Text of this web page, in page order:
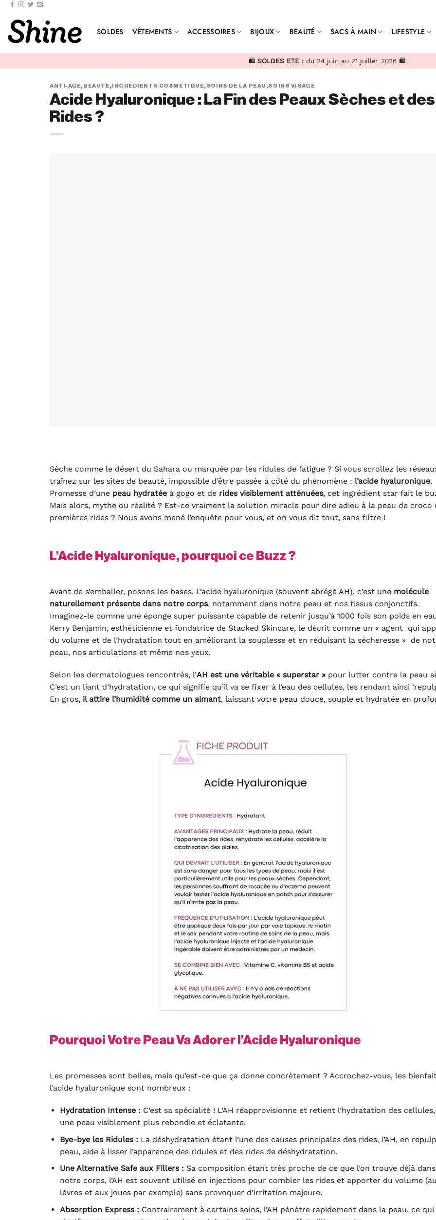
SOLDES VÊTEMENTS ACCESSOIRES BIJOUX BEAUTÉ SACS À MAIN LIFESTYLE
🛍️ SOLDES ETE : du 24 juin au 21 juillet 2026 🛍️
ANTI-AGE, BEAUTÉ, INGRÉDIENTS COSMÉTIQUE,SOINS DE LA PEAU ,SOINS VISAGE
Acide Hyaluronique : La Fin des Peaux Sèches et des
Rides ?
Sèche comme le désert du Sahara ou marquée par les ridules de fatigue ? Si vous scrollez les
traînez sur les sites de beauté, impossible d’être passée à côté du phénomène : l’acide hyaluronique.
Promesse d’une peau hydratée à gogo et de rides visiblement atténuées, cet ingrédient star fait le
Mais alors, mythe ou réalité ? Est-ce vraiment la solution miracle pour dire adieu à la peau de croco
premières rides ? Nous avons mené l’enquête pour vous, et on vous dit tout, sans filtre !
L’Acide Hyaluronique, pourquoi ce Buzz ?
Avant de s’emballer, posons les bases. L’acide hyaluronique (souvent abrégé AH), c’est une molécule
naturellement présente dans notre corps, notamment dans notre peau et nos tissus conjonctifs.
Imaginez-le comme une éponge super puissante capable de retenir jusqu’à 1000 fois son poids en
Kerry Benjamin, esthéticienne et fondatrice de Stacked Skincare, le décrit comme un « agent qui
du volume et de l’hydratation tout en améliorant la souplesse et en réduisant la sécheresse » de
peau, nos articulations et même nos yeux.
Selon les dermatologues rencontrés, l’AH est une véritable « superstar » pour lutter contre la peau
C’est un liant d’hydratation, ce qui signifie qu’il va se fixer à l’eau des cellules, les rendant ainsi
En gros, il attire l’humidité comme un aimant, laissant votre peau douce, souple et hydratée en
Pourquoi Votre Peau Va Adorer l’Acide Hyaluronique
Les promesses sont belles, mais qu’est-ce que ça donne concrètement ? Accrochez-vous, les
l’acide hyaluronique sont nombreux :
Hydratation Intense : C’est sa spécialité ! L’AH réapprovisionne et retient l’hydratation des
une peau visiblement plus rebondie et éclatante.
Bye-bye les Ridules : La déshydratation étant l’une des causes principales des rides, l’AH, en
peau, aide à lisser l’apparence des ridules et des rides de déshydratation.
Une Alternative Safe aux Fillers : Sa composition étant très proche de ce que l’on trouve déjà dans
notre corps, l’AH est souvent utilisé en injections pour combler les rides et apporter du volume
lèvres et aux joues par exemple) sans provoquer d’irritation majeure.
Absorption Express : Contrairement à certains soins, l’AH pénètre rapidement dans la peau, ce qui